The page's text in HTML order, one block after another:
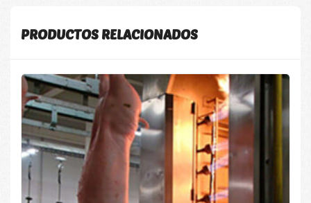
PRODUCTOS RELACIONADOS